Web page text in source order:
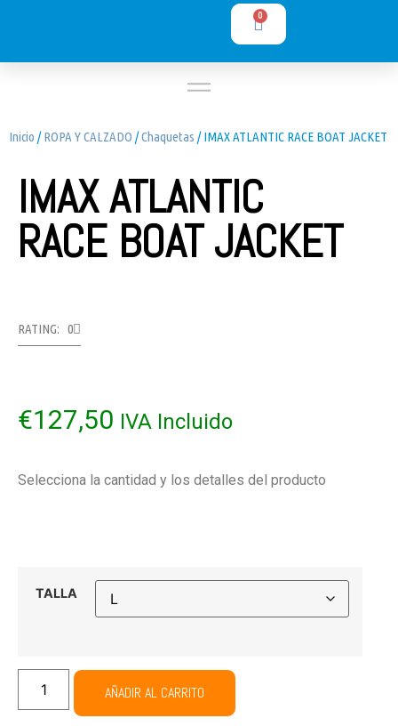
0
Inicio /ROPA Y CALZADO /Chaquetas / IMAX ATLANTIC RACE BOAT JACKET
IMAX ATLANTIC
RACE BOAT JACKET
RATING: 0
€127,50 IVA Incluido
Selecciona la cantidad y los detalles del producto
TALLA
AÑADIR AL CARRITO